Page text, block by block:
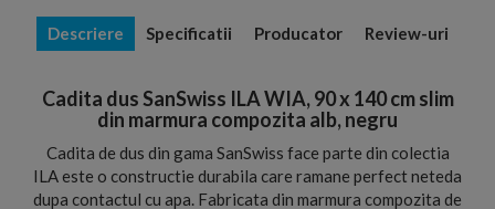
Descriere Specificatii Producator Review-uri
Cadita dus SanSwiss ILA WIA, 90 x 140 cm slim
din marmura compozita alb, negru
Cadita de dus din gama SanSwiss face parte din colectia
ILA este o constructie durabila care ramane perfect neteda
dupa contactul cu apa. Fabricata din marmura compozita de